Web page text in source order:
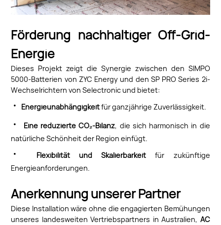
Förderung nachhaltiger Off-Grid-
Energie
Dieses Projekt zeigt die Synergie zwischen den SIMPO
5000-Batterien von ZYC Energy und den SP PRO Series 2i-
Wechselrichtern von Selectronic und bietet:
· Energieunabhängigkeitfür ganzjährige Zuverlässigkeit.
· Eine reduzierte CO₂-Bilanz, die sich harmonisch in die
natürliche Schönheit der Region einfügt.
· Flexibilität und Skalierbarkeit für zukünftige
Energieanforderungen.
Anerkennung unserer Partner
Diese Installation wäre ohne die engagierten Bemühungen
unseres landesweiten Vertriebspartners in Australien, AC